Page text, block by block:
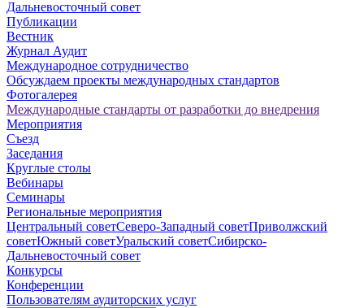
Дальневосточный совет
Публикации
Вестник
Журнал Аудит
Международное сотрудничество
Обсуждаем проекты международных стандартов
Фотогалерея
Международные стандарты от разработки до внедрения
Мероприятия
Съезд
Заседания
Круглые столы
Вебинары
Семинары
Региональные мероприятия
Центральный советСеверо-Западный советПриволжский
советЮжный советУральский советСибирско-
Дальневосточный совет
Конкурсы
Конференции
Пользователям аудиторских услуг